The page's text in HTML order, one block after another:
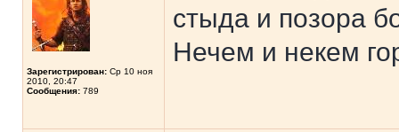
Зарегистрирован: Ср 10 ноя
2010, 20:47
Сообщения: 789
стыда и позора
Нечем и некем